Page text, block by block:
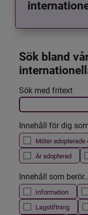
Sök bland
Filtrera resultatet
Det här formuläret
Sök med fritext
Innehåll för dig
Möter
Är adopterad
Innehåll som
Information
Lagstiftning